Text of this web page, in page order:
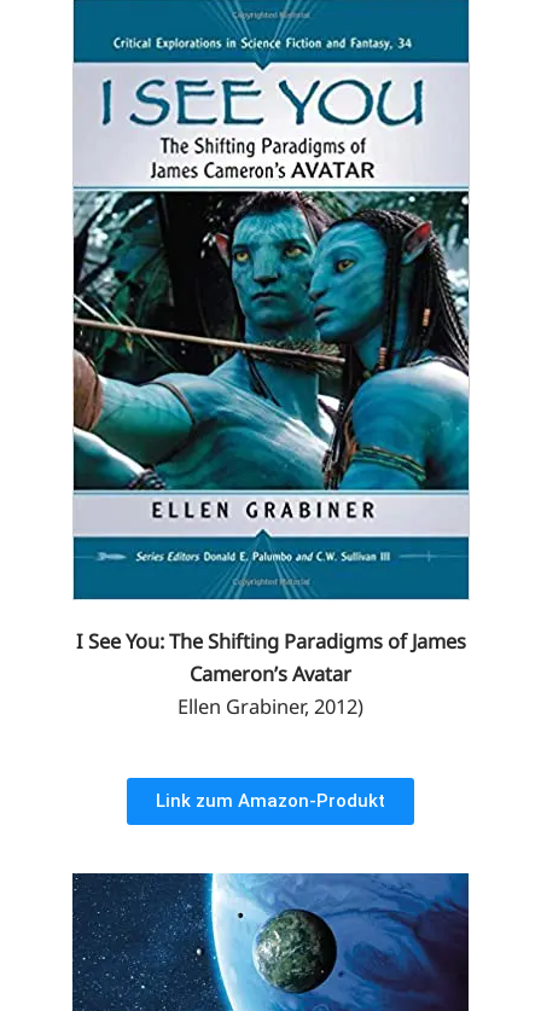
I See You: The Shifting Paradigms of James
Cameron’s Avatar
Ellen Grabiner, 2012)
Link zum Amazon-Produkt